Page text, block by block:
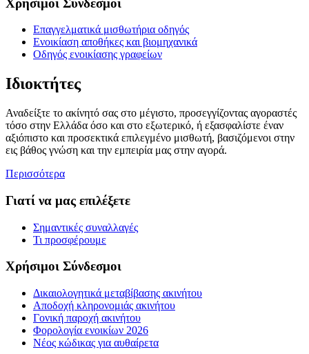
Επαγγελματικά μισθωτήρια οδηγός
Ενοικίαση αποθήκες και βιομηχανικά
Οδηγός ενοικίασης γραφείων
Ιδιοκτήτες
Αναδείξτε το ακίνητό σας στο μέγιστο, προσεγγίζοντας αγοραστές
τόσο στην Ελλάδα όσο και στο εξωτερικό, ή εξασφαλίστε έναν
αξιόπιστο και προσεκτικά επιλεγμένο μισθωτή, βασιζόμενοι στην
εις βάθος γνώση και την εμπειρία μας στην αγορά.
Περισσότερα
Γιατί να μας επιλέξετε
Σημαντικές συναλλαγές
Τι προσφέρουμε
Χρήσιμοι Σύνδεσμοι
Δικαιολογητικά μεταβίβασης ακινήτου
Αποδοχή κληρονομιάς ακινήτου
Γονική παροχή ακινήτου
Φορολογία ενοικίων 2026
Νέος κώδικας για αυθαίρετα